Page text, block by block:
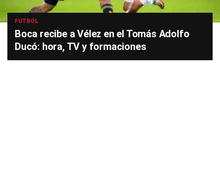
FÚTBOL
Boca recibe a Vélez en el Tomás Adolfo
Ducó: hora, TV y formaciones